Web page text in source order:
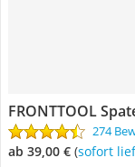
FRONTTOOL
274
ab 39,00 € ( Sofort